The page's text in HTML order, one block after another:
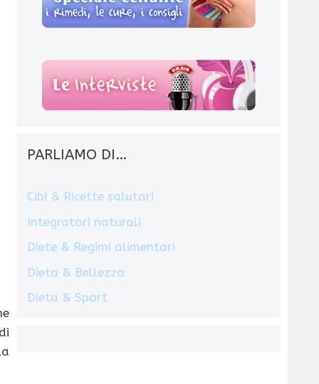
PARLIAMO DI…
Cibi & Ricette salutari
Integratori naturali
Diete & Regimi alimentari
Dieta & Bellezza
Dieta & Sport